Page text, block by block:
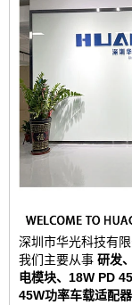
深圳市华光科技有
我们主要从事 研发
电模块、18W PD
45W功率车载适配器